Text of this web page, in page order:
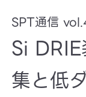
SPT通信
Si
集と低